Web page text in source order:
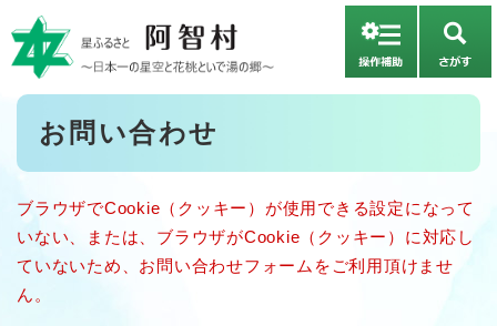
ー
ジ
が
す
本
お問い合わせ
ブラウザでCookie（クッキー）が使用できる設定になって
いない、または、ブラウザがCookie（クッキー）に対応し
ていないため、お問い合わせフォームをご利用頂けませ
ん。